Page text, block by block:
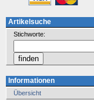
Artikelsuche
Stichworte:
Informationen
Übersicht